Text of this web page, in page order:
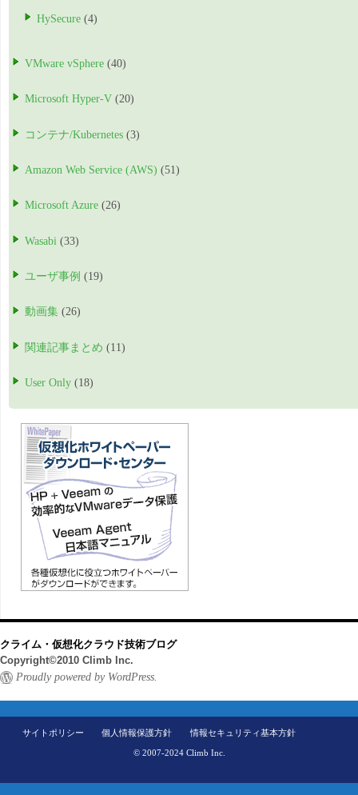
HySecure (4)
VMware vSphere (40)
Microsoft Hyper-V (20)
コンテナ/Kubernetes (3)
Amazon Web Service (AWS) (51)
Microsoft Azure (26)
Wasabi (33)
ユーザ事例 (19)
動画集 (26)
関連記事まとめ (11)
User Only (18)
クライム・仮想化クラウド技術ブログ
Copyright©2010 Climb Inc.
Proudly powered by WordPress.
サイトポリシー 個人情報保護方針 情報セキュリティ基本方針
© 2007-2024 Climb Inc.